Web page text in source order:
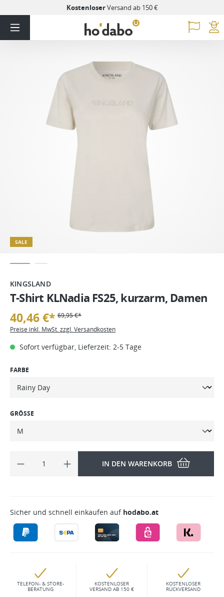
KostenloserVersand ab 150 €
SALE
KINGSLAND
T-Shirt KLNadia FS25, kurzarm, Damen
40,46 €* 69,95 €*
Preise inkl. MwSt. zzgl. Versandkosten
Sofort verfügbar, Lieferzeit: 2-5 Tage
FARBE
GRÖSSE
IN DEN WARENKORB
Sicher und schnell einkaufen auf hodabo.at
TELEFON- & STORE-
BERATUNG
KOSTENLOSER
VERSAND AB 150 €
KOSTENLOSER
RÜCKVERSAND